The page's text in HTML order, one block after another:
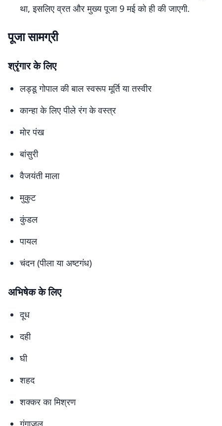
था, इसलिए व्रत और मुख्य पूजा 9 मई को ही की जाएगी.
पूजा सामग्री
श्रृंगार के लिए
लड्डू गोपाल की बाल स्वरूप मूर्ति या तस्वीर
कान्हा के लिए पीले रंग के वस्त्र
मोर पंख
बांसुरी
वैजयंती माला
मुकुट
कुंडल
पायल
चंदन (पीला या अष्टगंध)
अभिषेक के लिए
दूध
दही
घी
शहद
शक्कर का मिश्रण
गंगाजल